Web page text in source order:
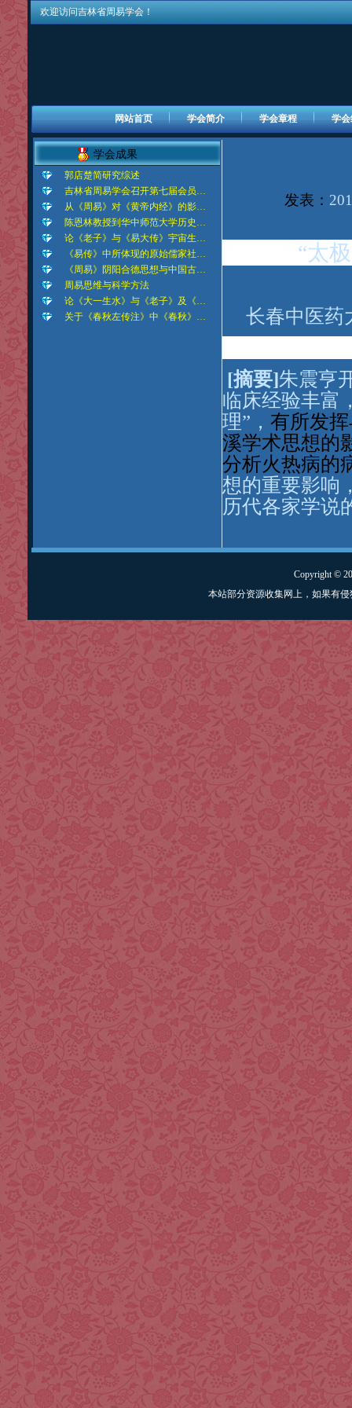
欢迎访问吉林省周易学会！
网站首页 学会简介 学会章程 学
学会成果
郭店楚简研究综述
吉林省周易学会召开第七届会员…
从《周易》对《黄帝内经》的影…
陈恩林教授到华中师范大学历史…
论《老子》与《易大传》宇宙生…
《易传》中所体现的原始儒家社…
《周易》阴阳合德思想与中国古…
周易思维与科学方法
论《大一生水》与《老子》及《…
关于《春秋左传注》中《春秋》…
发表：
“太
长春中医药
[摘要]朱震亨
临床经验丰富
理”， 有所发
溪学术思想的
分析火热病的
想的重要影响
历代各家学说
Copyright ©
本站部分资源收集网上，如果有